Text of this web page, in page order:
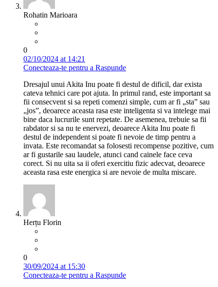
Rohatin Marioara
0
02/10/2024 at 14:21
Conecteaza-te pentru a Raspunde
Dresajul unui Akita Inu poate fi destul de dificil, dar exista
cateva tehnici care pot ajuta. In primul rand, este important sa
fii consecvent si sa repeti comenzi simple, cum ar fi „sta” sau
„jos”, deoarece aceasta rasa este inteligenta si va intelege mai
bine daca lucrurile sunt repetate. De asemenea, trebuie sa fii
rabdator si sa nu te enervezi, deoarece Akita Inu poate fi
destul de independent si poate fi nevoie de timp pentru a
invata. Este recomandat sa folosesti recompense pozitive, cum
ar fi gustarile sau laudele, atunci cand cainele face ceva
corect. Si nu uita sa ii oferi exercitiu fizic adecvat, deoarece
aceasta rasa este energica si are nevoie de multa miscare.
Herțu Florin
0
30/09/2024 at 15:30
Conecteaza-te pentru a Raspunde